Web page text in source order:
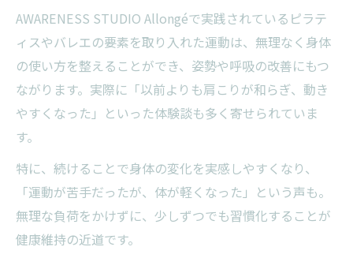
AWARENESS STUDIO Allongéで実践されているピラテ
ィスやバレエの要素を取り入れた運動は、無理なく身体
の使い方を整えることができ、姿勢や呼吸の改善にもつ
ながります。実際に「以前よりも肩こりが和らぎ、動き
やすくなった」といった体験談も多く寄せられていま
す。
特に、続けることで身体の変化を実感しやすくなり、
「運動が苦手だったが、体が軽くなった」という声も。
無理な負荷をかけずに、少しずつでも習慣化することが
健康維持の近道です。